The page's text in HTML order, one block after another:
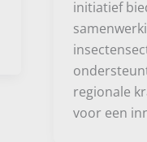
initiatief
regionale
voor een